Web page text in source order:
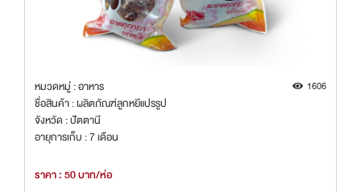
หมวดหมู่ : อาหาร 1606
ชื่อสินค้า : ผลิตภัณฑ์ลูกหยีแปรรูป
จังหวัด : ปัตตานี
อายุการเก็บ : 7 เดือน
ราคา : 50 บาท/ห่อ